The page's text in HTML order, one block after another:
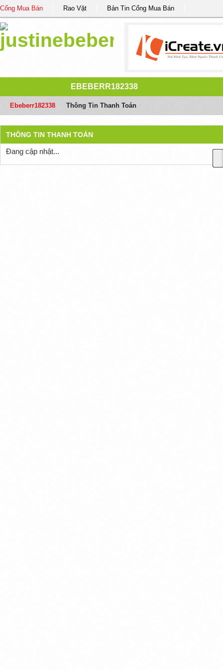
Cổng Mua Bán Rao Vặt Bản Tin Cổng Mua Bán
EBEBERR182338
Ebeberr182338 Thông Tin Thanh Toán
THÔNG TIN THANH TOÁN
Đang cập nhật...